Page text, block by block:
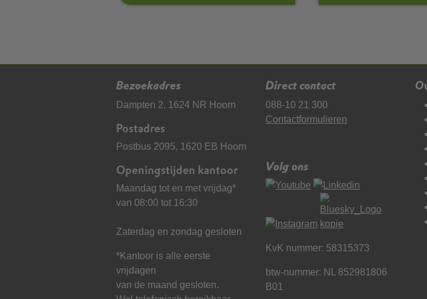
Bezoekadres
Dampten 2, 1624 NR Hoorn
Postadres
Postbus 2095, 1620 EB Hoorn
Openingstijden kantoor
Maandag tot en met vrijdag*
van 08:00 tot 16:30
Zaterdag en zondag gesloten
*Kantoor is alle eerste
vrijdagen
van de maand gesloten.
Direct contact
088-10 21 300
Contactformulieren
Volg ons
KvK nummer: 58315373
btw-nummer: NL 852981806
B01